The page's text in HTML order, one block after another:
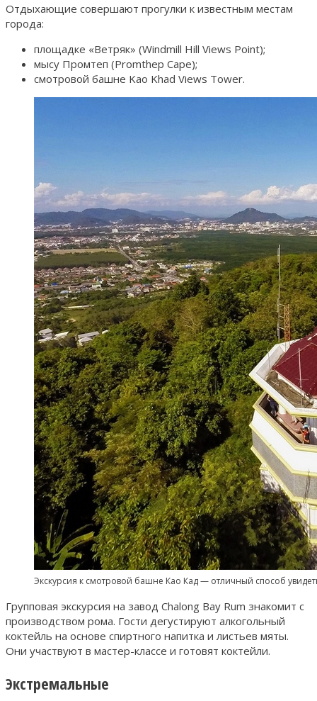
Отдыхающие совершают прогулки к известным местам
города:
площадке «Ветряк» (Windmill Hill Views Point);
мысу Промтеп (Promthep Cape);
смотровой башне Kao Khad Views Tower.
Экскурсия к смотровой башне Као Кад — отличный способ
Групповая экскурсия на завод Chalong Bay Rum знакомит с
производством рома. Гости дегустируют алкогольный
коктейль на основе спиртного напитка и листьев мяты.
Они участвуют в мастер-классе и готовят коктейли.
Экстремальные